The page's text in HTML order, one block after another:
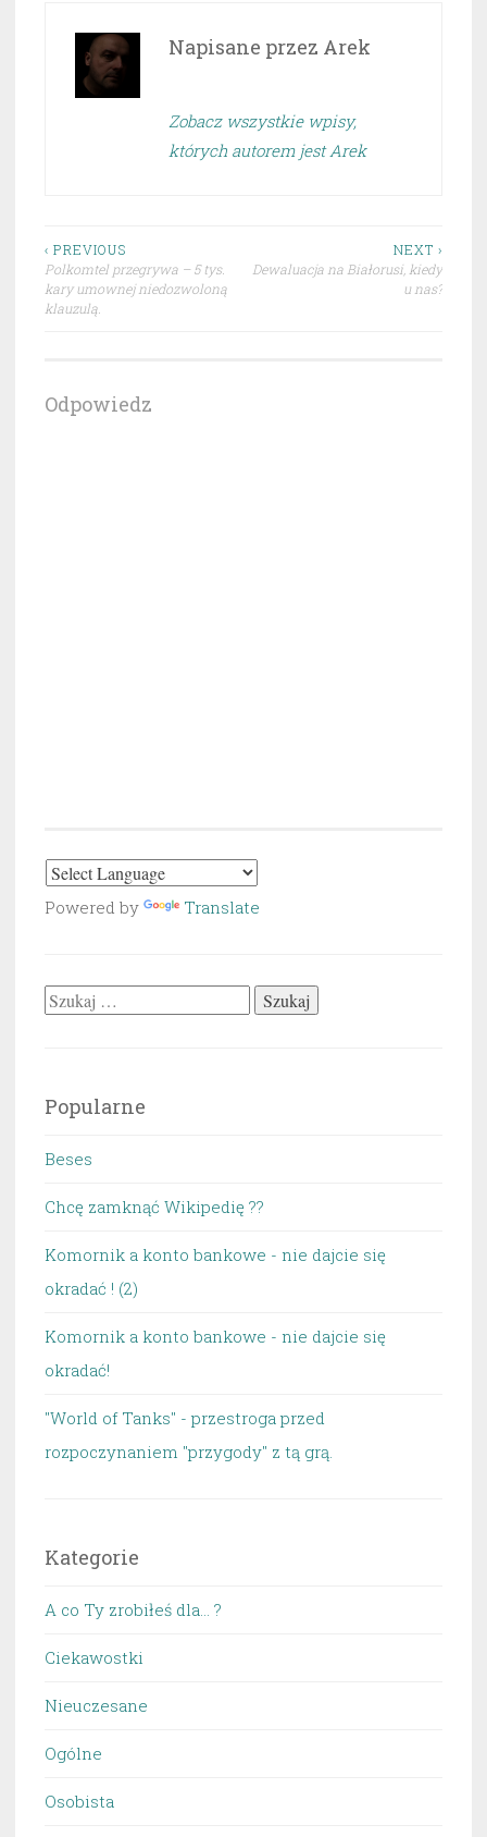
Napisane przez Arek
Zobacz wszystkie wpisy,
których autorem jest Arek
Nawigacja
wpisu
‹ PREVIOUS
Polkomtel przegrywa – 5 tys.
kary umownej niedozwoloną
klauzulą.
NEXT ›
Dewaluacja na Białorusi, kiedy
u nas?
Odpowiedz
Powered by Translate
Szukaj:
Popularne
Beses
Chcę zamknąć Wikipedię ??
Komornik a konto bankowe - nie dajcie się
okradać ! (2)
Komornik a konto bankowe - nie dajcie się
okradać!
"World of Tanks" - przestroga przed
rozpoczynaniem "przygody" z tą grą.
Kategorie
A co Ty zrobiłeś dla… ?
Ciekawostki
Nieuczesane
Ogólne
Osobista